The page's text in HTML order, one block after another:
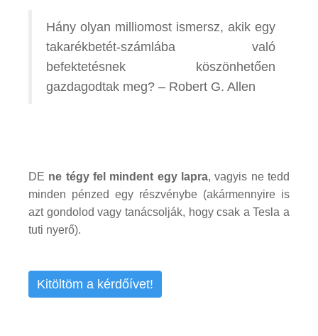
Hány olyan milliomost ismersz, akik egy
takarékbetét-számlába való
befektetésnek köszönhetően
gazdagodtak meg? – Robert G. Allen
DE ne tégy fel mindent egy lapra, vagyis ne tedd
minden pénzed egy részvénybe (akármennyire is
azt gondolod vagy tanácsolják, hogy csak a Tesla a
tuti nyerő).
Kitöltöm a kérdőívet!